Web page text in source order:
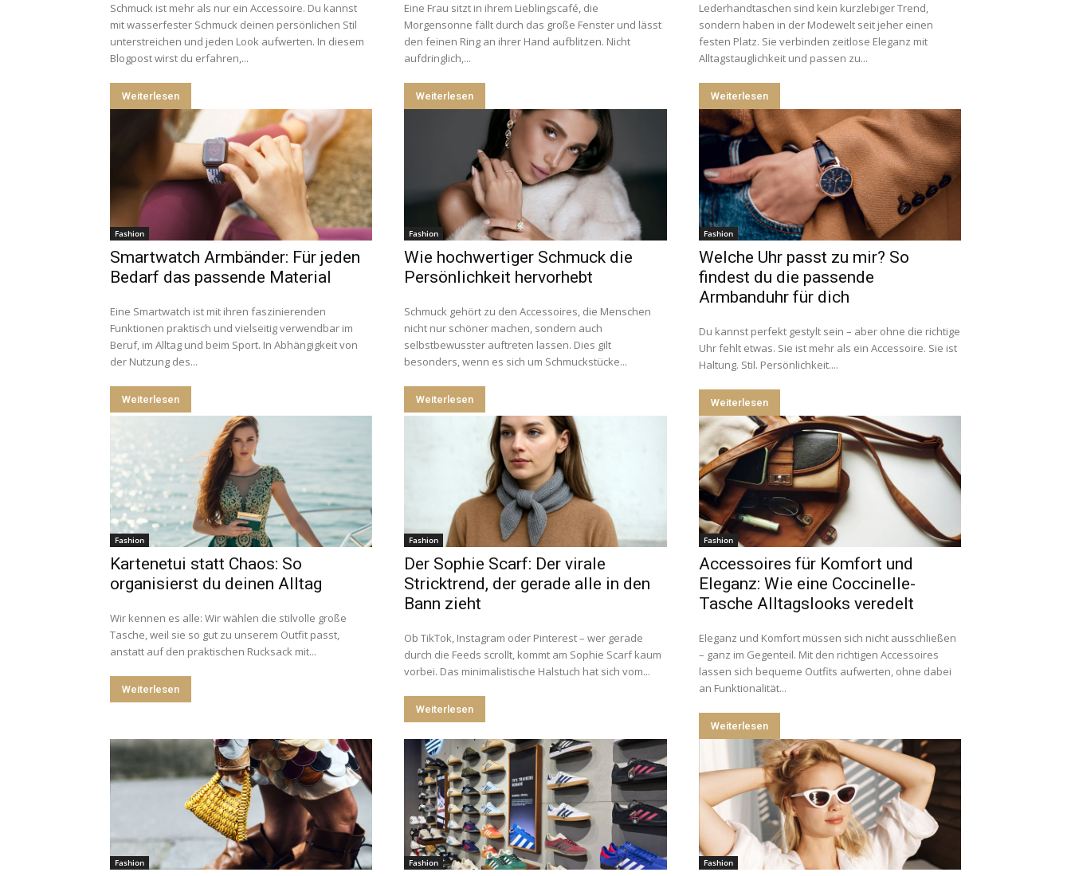
Schmuck ist mehr als nur ein Accessoire. Du kannst
mit wasserfester Schmuck deinen persönlichen Stil
unterstreichen und jeden Look aufwerten. In diesem
Blogpost wirst du erfahren,...
Weiterlesen
Eine Frau sitzt in ihrem Lieblingscafé, die
Morgensonne fällt durch das große Fenster und lässt
den feinen Ring an ihrer Hand aufblitzen. Nicht
aufdringlich,...
Weiterlesen
Lederhandtaschen sind kein kurzlebiger Trend,
sondern haben in der Modewelt seit jeher einen
festen Platz. Sie verbinden zeitlose Eleganz mit
Alltagstauglichkeit und passen zu...
Weiterlesen
Fashion
Smartwatch Armbänder: Für jeden
Bedarf das passende Material
Eine Smartwatch ist mit ihren faszinierenden
Funktionen praktisch und vielseitig verwendbar im
Beruf, im Alltag und beim Sport. In Abhängigkeit von
der Nutzung des...
Weiterlesen
Fashion
Wie hochwertiger Schmuck die
Persönlichkeit hervorhebt
Schmuck gehört zu den Accessoires, die Menschen
nicht nur schöner machen, sondern auch
selbstbewusster auftreten lassen. Dies gilt
besonders, wenn es sich um Schmuckstücke...
Weiterlesen
Fashion
Welche Uhr passt zu mir? So
findest du die passende
Armbanduhr für dich
Du kannst perfekt gestylt sein – aber ohne die richtige
Uhr fehlt etwas. Sie ist mehr als ein Accessoire. Sie ist
Haltung. Stil. Persönlichkeit....
Weiterlesen
Fashion
Kartenetui statt Chaos: So
organisierst du deinen Alltag
Wir kennen es alle: Wir wählen die stilvolle große
Tasche, weil sie so gut zu unserem Outfit passt,
anstatt auf den praktischen Rucksack mit...
Weiterlesen
Fashion
Der Sophie Scarf: Der virale
Stricktrend, der gerade alle in den
Bann zieht
Ob TikTok, Instagram oder Pinterest – wer gerade
durch die Feeds scrollt, kommt am Sophie Scarf kaum
vorbei. Das minimalistische Halstuch hat sich vom...
Weiterlesen
Fashion
Accessoires für Komfort und
Eleganz: Wie eine Coccinelle-
Tasche Alltagslooks veredelt
Eleganz und Komfort müssen sich nicht ausschließen
– ganz im Gegenteil. Mit den richtigen Accessoires
lassen sich bequeme Outfits aufwerten, ohne dabei
an Funktionalität...
Weiterlesen
Fashion Fashion Fashion